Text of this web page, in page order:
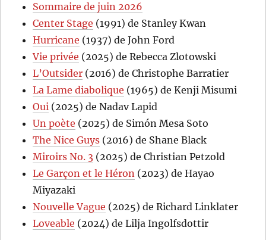
Sommaire de juin 2026
Center Stage (1991) de Stanley Kwan
Hurricane (1937) de John Ford
Vie privée (2025) de Rebecca Zlotowski
L’Outsider (2016) de Christophe Barratier
La Lame diabolique (1965) de Kenji Misumi
Oui (2025) de Nadav Lapid
Un poète (2025) de Simón Mesa Soto
The Nice Guys (2016) de Shane Black
Miroirs No. 3 (2025) de Christian Petzold
Le Garçon et le Héron (2023) de Hayao
Miyazaki
Nouvelle Vague (2025) de Richard Linklater
Loveable (2024) de Lilja Ingolfsdottir